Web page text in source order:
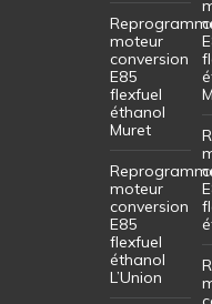
moteur
conversion
E85
flexfuel
éthanol
Muret
moteur
conversion
E85
flexfuel
éthanol
L’Union